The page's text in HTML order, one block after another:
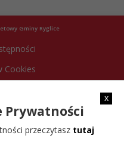
Gminy Ryglice
Cookies
x
Prywatności
przeczytasz tutaj